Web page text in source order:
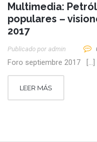
Multimedia:
populares –
2017
Publicado por Admin
Foro septiembre 2017 […]
LEER MÁS